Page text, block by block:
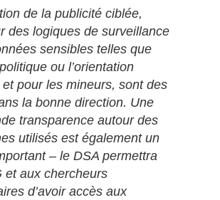
de la publicité ciblée,
des logiques de surveillance
sensibles telles que
ou l’orientation
pour les mineurs, sont des
la bonne direction. Une
transparence autour des
utilisés est également un
– le DSA permettra
et aux chercheurs
d’avoir accès aux